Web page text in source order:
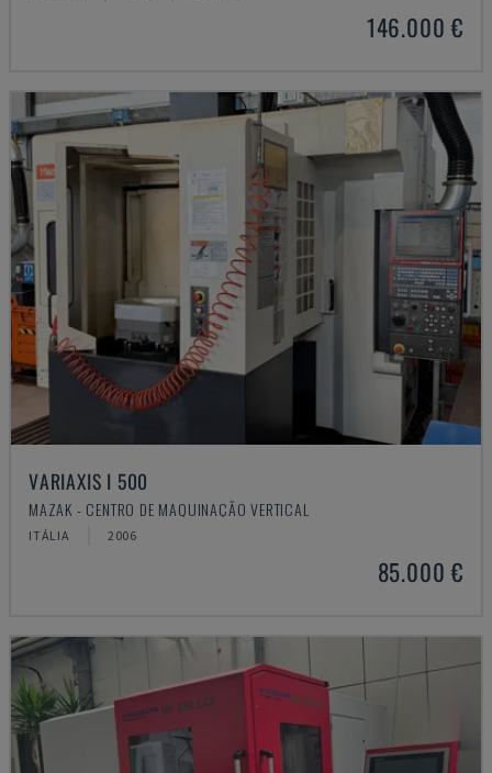
146.000 €
VARIAXIS I 500
MAZAK - CENTRO DE MAQUINAÇÃO VERTICAL
ITÁLIA 2006
85.000 €